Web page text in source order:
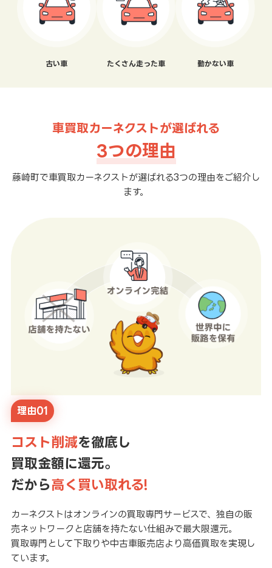
古い車 たくさん走った車 動かない車
車買取カーネクストが選ばれる
3つの理由
藤崎町で車買取カーネクストが選ばれる3つの理由をご紹介し
ます。
理由01
コスト削減を徹底し
買取金額に還元。
だから高く買い取れる!
カーネクストはオンラインの買取専門サービスで、独自の販
売ネットワークと店舗を持たない仕組みで最大限還元。
買取専門として下取りや中古車販売店より高価買取を実現し
ています。